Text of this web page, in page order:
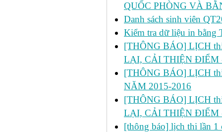
QUỐC PHÒNG VÀ
Danh sách sinh viên
Kiểm tra dữ liệu in
[THÔNG BÁO] LỊCH thi
LẠI, CẢI THIỆN ĐIỂM
[THÔNG BÁO] LỊCH
NĂM 2015-2016
[THÔNG BÁO] LỊCH
LẠI, CẢI THIỆN ĐIỂM
[thông báo] lịch thi lần 1